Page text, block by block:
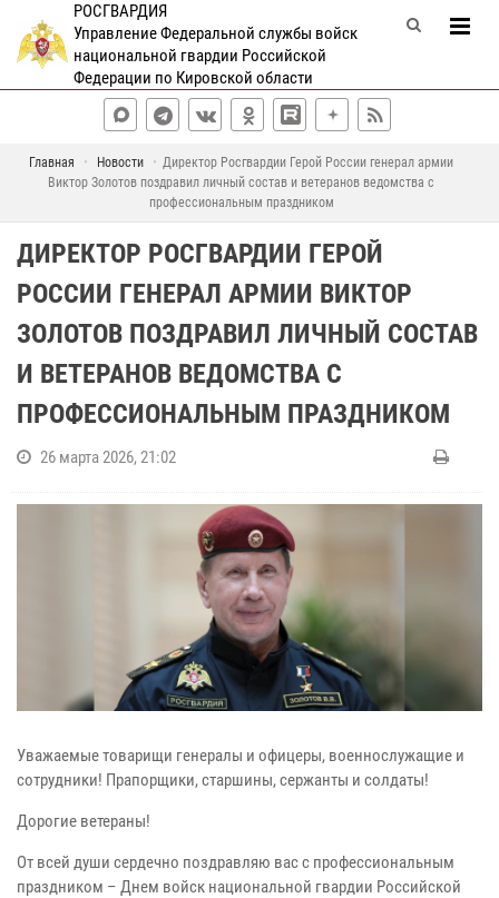
РОСГВАРДИЯ
Управление Федеральной службы войск
национальной гвардии Российской
Федерации по Кировской области
Главная Новости
Директор Росгвардии Герой России генерал армии
Виктор Золотов поздравил личный состав и ветеранов ведомства с
профессиональным праздником
ДИРЕКТОР РОСГВАРДИИ ГЕРОЙ
РОССИИ ГЕНЕРАЛ АРМИИ ВИКТОР
ЗОЛОТОВ ПОЗДРАВИЛ ЛИЧНЫЙ СОСТАВ
И ВЕТЕРАНОВ ВЕДОМСТВА С
ПРОФЕССИОНАЛЬНЫМ ПРАЗДНИКОМ
26 марта 2026, 21:02
Уважаемые товарищи генералы и офицеры, военнослужащие и
сотрудники! Прапорщики, старшины, сержанты и солдаты!
Дорогие ветераны!
От всей души сердечно поздравляю вас с профессиональным
праздником – Днем войск национальной гвардии Российской